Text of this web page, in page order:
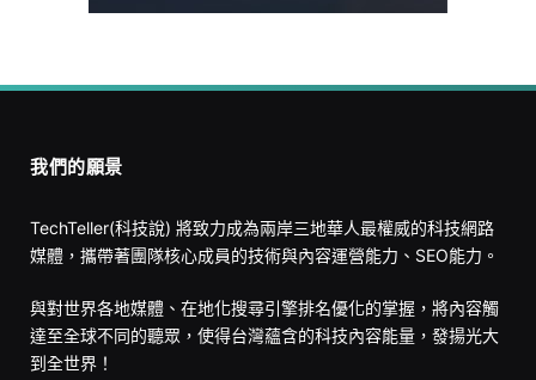
我們的願景
TechTeller(科技說) 將致力成為兩岸三地華人最權威的科技網路
媒體，攜帶著團隊核心成員的技術與內容運營能力、SEO能力。
與對世界各地媒體、在地化搜尋引擎排名優化的掌握，將內容觸
達至全球不同的聽眾，使得台灣蘊含的科技內容能量，發揚光大
到全世界！